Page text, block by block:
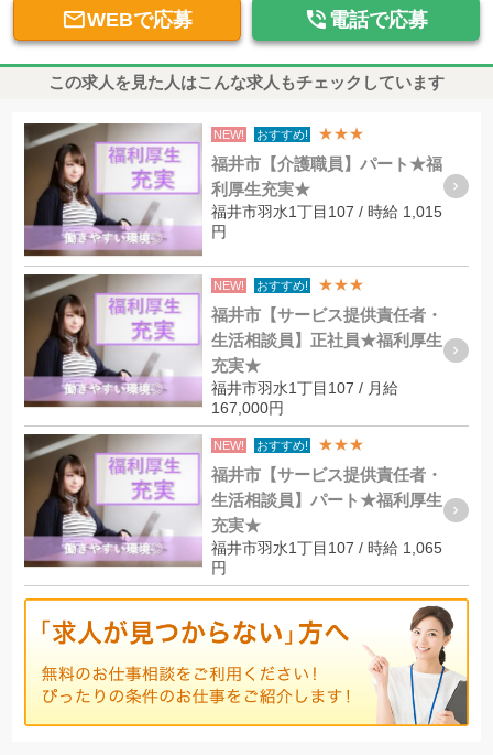
WEBで応募  電話で応募
この求人を見た人はこんな求人もチェックしています
NEW! おすすめ! ★★★
福井市【介護職員】パート★福
利厚生充実★
福井市羽水1丁目107 / 時給 1,015
円
NEW! おすすめ! ★★★
福井市【サービス提供責任者・
生活相談員】正社員★福利厚生
充実★
福井市羽水1丁目107 / 月給
167,000円
NEW! おすすめ! ★★★
福井市【サービス提供責任者・
生活相談員】パート★福利厚生
充実★
福井市羽水1丁目107 / 時給 1,065
円